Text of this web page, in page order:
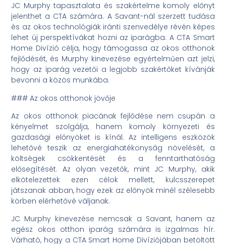
JC Murphy tapasztalata és szakértelme komoly előnyt
jelenthet a CTA számára. A Savant-nál szerzett tudása
és az okos technológiák iránti szenvedélye révén képes
lehet új perspektívákat hozni az iparágba. A CTA Smart
Home Divízió célja, hogy támogassa az okos otthonok
fejlődését, és Murphy kinevezése egyértelműen azt jelzi,
hogy az iparág vezetői a legjobb szakértőket kívánják
bevonni a közös munkába.
### Az okos otthonok jövője
Az okos otthonok piacának fejlődése nem csupán a
kényelmet szolgálja, hanem komoly környezeti és
gazdasági előnyöket is kínál. Az intelligens eszközök
lehetővé teszik az energiahatékonyság növelését, a
költségek csökkentését és a fenntarthatóság
elősegítését. Az olyan vezetők, mint JC Murphy, akik
elkötelezettek ezen célok mellett, kulcsszerepet
játszanak abban, hogy ezek az előnyök minél szélesebb
körben elérhetővé váljanak.
JC Murphy kinevezése nemcsak a Savant, hanem az
egész okos otthon iparág számára is izgalmas hír.
Várható, hogy a CTA Smart Home Divíziójában betöltött